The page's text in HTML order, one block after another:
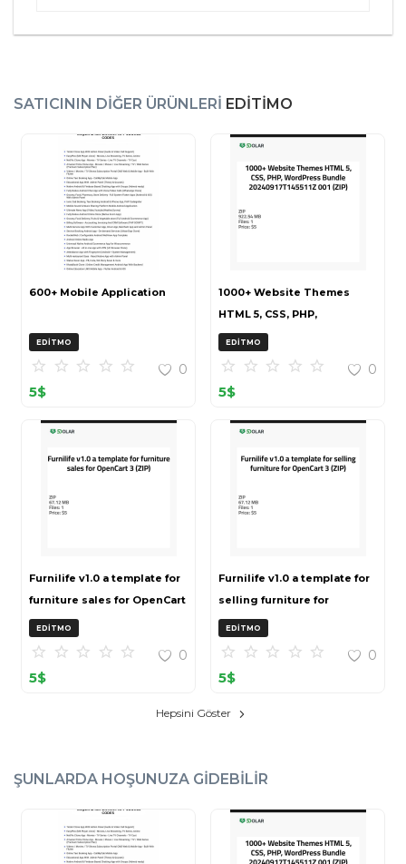
SATICININ DIĞER ÜRÜNLERI EDITIMO
600+ Mobile Application
EDITMO
0
5$
1000+ Website Themes
HTML 5, CSS, PHP,
WordPress Bundle
20240917T145511Z 001 (ZIP)
EDITMO
0
5$
Furnilife v1.0 a template for
furniture sales for OpenCart
3 (ZIP)
EDITMO
0
5$
Furnilife v1.0 a template for
selling furniture for
OpenCart 3 (ZIP)
EDITMO
0
5$
Hepsini Göster
ŞUNLARDA HOŞUNUZA GIDEBILIR